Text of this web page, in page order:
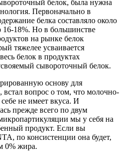
белок, была нужна
Первоначально в
белка составляло около
16-18%. Но в большинстве
на рынке белок
тяжелее усваивается
белок в продуктах
сывороточный белок.
основу для
вопрос о том, что молочно-
не имеет вкуса. И
прежде всего по двум
мы у себя на
продукт. Если вы
по консистенции она будет,
0% жира.